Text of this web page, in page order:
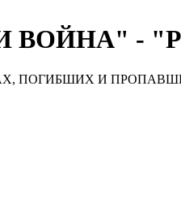
-
ПОГИБШИХ И